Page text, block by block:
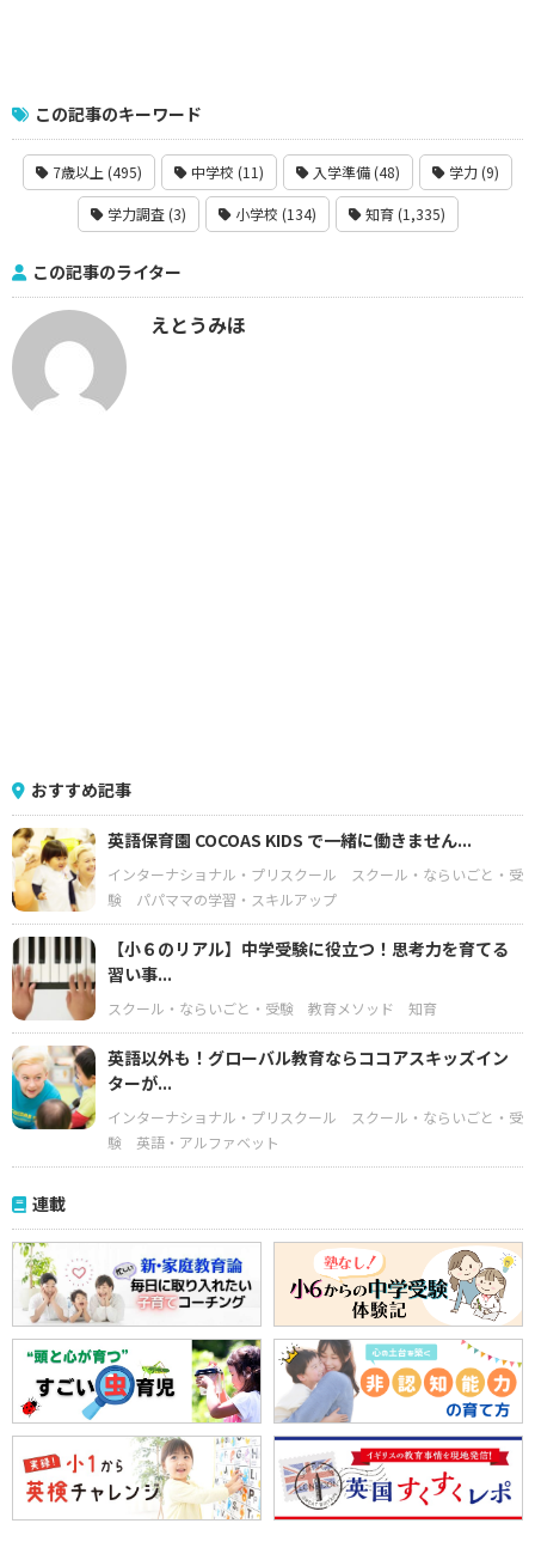
この記事のキーワード
7歳以上 (495) 中学校 (11) 入学準備 (48) 学力 (9)
学力調査 (3) 小学校 (134) 知育 (1,335)
この記事のライター
えとうみほ
おすすめ記事
英語保育園 COCOAS KIDS で一緒に働きません...
インターナショナル・プリスクール
スクール・ならいごと・受
験
パパママの学習・スキルアップ
【小６のリアル】中学受験に役立つ！思考力を育てる
習い事...
スクール・ならいごと・受験 教育メソッド 知育
英語以外も！グローバル教育ならココアスキッズイン
ターが...
インターナショナル・プリスクール
スクール・ならいごと・受
験
英語・アルファベット
連載